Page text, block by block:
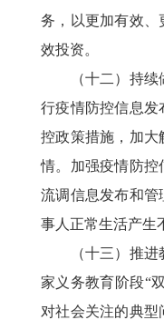
务，以更加有效、
效投资。
（十二）持续做
行疫情防控信息发
控政策措施，加大
情。加强疫情防控
流调信息发布和管
事人正常生活产生
（十三）推进教
家义务教育阶段“
对社会关注的典